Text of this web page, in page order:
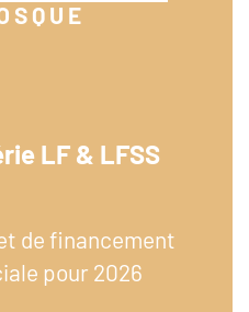
LF & LFSS
de financement
pour 2026